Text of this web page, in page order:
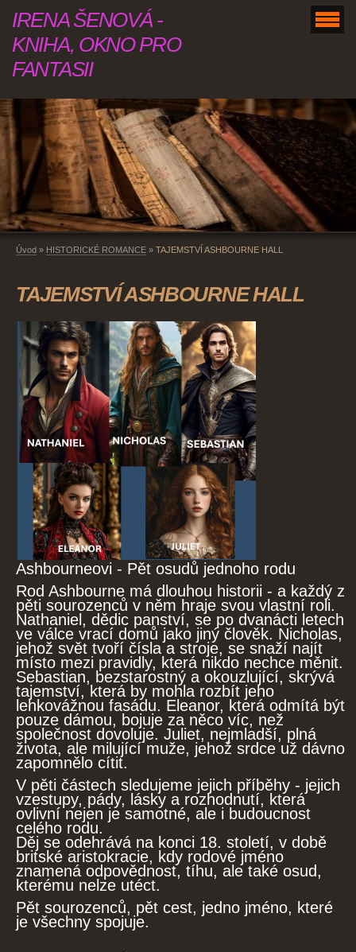
IRENA ŠENOVÁ -
KNIHA, OKNO PRO
FANTASII
Úvod » HISTORICKÉ ROMANCE » TAJEMSTVÍ ASHBOURNE HALL
TAJEMSTVÍ ASHBOURNE HALL
Ashbourneovi - Pět osudů jednoho rodu
Rod Ashbourne má dlouhou historii - a každý z
pěti sourozenců v něm hraje svou vlastní roli.
Nathaniel, dědic panství, se po dvanácti letech
ve válce vrací domů jako jiný člověk. Nicholas,
jehož svět tvoří čísla a stroje, se snaží najít
místo mezi pravidly, která nikdo nechce měnit.
Sebastian, bezstarostný a okouzlující, skrývá
tajemství, která by mohla rozbít jeho
lehkovážnou fasádu. Eleanor, která odmítá být
pouze dámou, bojuje za něco víc, než
společnost dovoluje. Juliet, nejmladší, plná
života, ale milující muže, jehož srdce už dávno
zapomnělo cítit.
V pěti částech sledujeme jejich příběhy - jejich
vzestupy, pády, lásky a rozhodnutí, která
ovlivní nejen je samotné, ale i budoucnost
celého rodu.
Děj se odehrává na konci 18. století, v době
britské aristokracie, kdy rodové jméno
znamená odpovědnost, tíhu, ale také osud,
kterému nelze utéct.
Pět sourozenců, pět cest, jedno jméno, které
je všechny spojuje.